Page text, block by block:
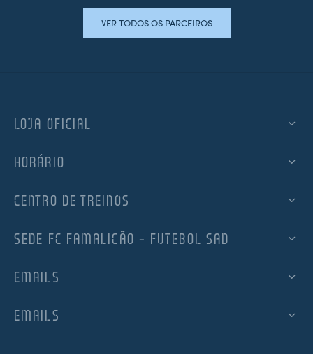
VER TODOS OS PARCEIROS
LOJA OFICIAL
HORÁRIO
CENTRO DE TREINOS
SEDE FC FAMALICÃO – FUTEBOL SAD
EMAILS
EMAILS